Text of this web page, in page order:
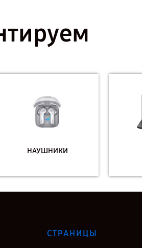
НАУШНИКИ
СТРАНИЦЫ